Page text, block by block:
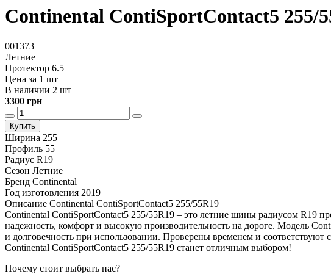
Continental ContiSportContact5 255/
001373
Летние
Протектор 6.5
Цена за 1 шт
В наличии 2 шт
3300 грн
Купить
Ширина 255
Профиль 55
Радиус R19
Сезон Летние
Бренд Continental
Год изготовления 2019
Описание Continental ContiSportContact5 255/55R19
Continental ContiSportContact5 255/55R19 – это летние шины радиусом R19
надежность, комфорт и высокую производительность на дороге. Модель
и долговечность при использовании. Проверены временем и
Continental ContiSportContact5 255/55R19 станет отличным выбором!
Почему стоит выбрать нас?